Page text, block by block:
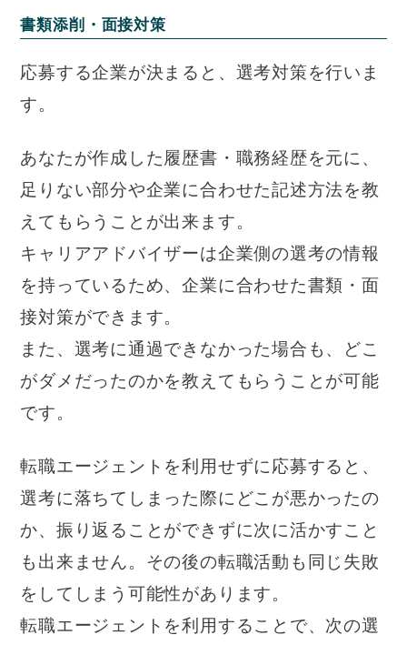
書類添削・面接対策
応募する企業が決まると、選考対策を行いま
す。
あなたが作成した履歴書・職務経歴を元に、
足りない部分や企業に合わせた記述方法を教
えてもらうことが出来ます。
キャリアアドバイザーは企業側の選考の情報
を持っているため、企業に合わせた書類・面
接対策ができます。
また、選考に通過できなかった場合も、どこ
がダメだったのかを教えてもらうことが可能
です。
転職エージェントを利用せずに応募すると、
選考に落ちてしまった際にどこが悪かったの
か、振り返ることができずに次に活かすこと
も出来ません。その後の転職活動も同じ失敗
をしてしまう可能性があります。
転職エージェントを利用することで、次の選